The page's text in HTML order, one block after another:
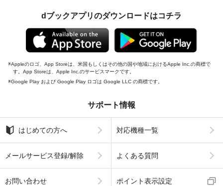
dブックアプリのダウンロードはコチラ
Appleのロゴ、App Storeは、米国もしくはその他の国や地域におけるApple Inc.の商標で
す。App Storeは、Apple Inc.のサービスマークです。
Google Play および Google Play ロゴは Google LLC の商標です。
サポート情報
はじめての方へ 対応機種一覧
メールサービス登録/解除 よくある質問
お問い合わせ ポイント表示設定